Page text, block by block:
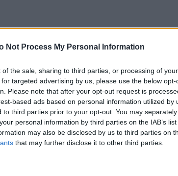
Not Process My Personal Information
of the sale, sharing to third parties, or processing of
targeted advertising by us, please use the below
Please note that after your opt-out request is
based ads based on personal information utilized by
to third parties prior to your opt-out. You may
personal information by third parties on the IAB’s
may also be disclosed by us to third parties on
that may further disclose it to other third parties.
jag. Spöktunnel!!